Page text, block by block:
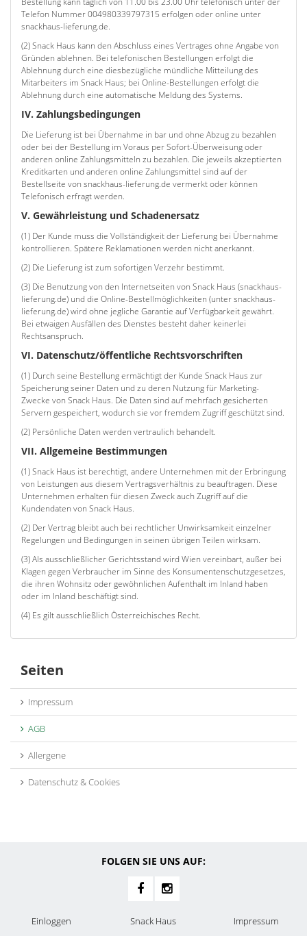
Telefon Nummer 004980339797315 erfolgen oder online unter
snackhaus-lieferung.de.
(2) Snack Haus kann den Abschluss eines Vertrages ohne Angabe von
Gründen ablehnen. Bei telefonischen Bestellungen erfolgt die
Ablehnung durch eine diesbezügliche mündliche Mitteilung des
Mitarbeiters im Snack Haus; bei Online-Bestellungen erfolgt die
Ablehnung durch eine automatische Meldung des Systems.
IV. Zahlungsbedingungen
Die Lieferung ist bei Übernahme in bar und ohne Abzug zu bezahlen
oder bei der Bestellung im Voraus per Sofort-Überweisung oder
anderen online Zahlungsmitteln zu bezahlen. Die jeweils akzeptierten
Kreditkarten und anderen online Zahlungsmittel sind auf der
Bestellseite von snackhaus-lieferung.de vermerkt oder können
Telefonisch erfragt werden.
V. Gewährleistung und Schadenersatz
(1) Der Kunde muss die Vollständigkeit der Lieferung bei Übernahme
kontrollieren. Spätere Reklamationen werden nicht anerkannt.
(2) Die Lieferung ist zum sofortigen Verzehr bestimmt.
(3) Die Benutzung von den Internetseiten von Snack Haus (snackhaus-
lieferung.de) und die Online-Bestellmöglichkeiten (unter snackhaus-
lieferung.de) wird ohne jegliche Garantie auf Verfügbarkeit gewährt.
Bei etwaigen Ausfällen des Dienstes besteht daher keinerlei
Rechtsanspruch.
VI. Datenschutz/öffentliche Rechtsvorschriften
(1) Durch seine Bestellung ermächtigt der Kunde Snack Haus zur
Speicherung seiner Daten und zu deren Nutzung für Marketing-
Zwecke von Snack Haus. Die Daten sind auf mehrfach gesicherten
Servern gespeichert, wodurch sie vor fremdem Zugriff geschützt sind.
(2) Persönliche Daten werden vertraulich behandelt.
VII. Allgemeine Bestimmungen
(1) Snack Haus ist berechtigt, andere Unternehmen mit der Erbringung
von Leistungen aus diesem Vertragsverhältnis zu beauftragen. Diese
Unternehmen erhalten für diesen Zweck auch Zugriff auf die
Kundendaten von Snack Haus.
(2) Der Vertrag bleibt auch bei rechtlicher Unwirksamkeit einzelner
Regelungen und Bedingungen in seinen übrigen Teilen wirksam.
(3) Als ausschließlicher Gerichtsstand wird Wien vereinbart, außer bei
Klagen gegen Verbraucher im Sinne des Konsumentenschutzgesetzes,
die ihren Wohnsitz oder gewöhnlichen Aufenthalt im Inland haben
oder im Inland beschäftigt sind.
(4) Es gilt ausschließlich Österreichisches Recht.
Seiten
Impressum
AGB
Allergene
Datenschutz & Cookies
FOLGEN SIE UNS AUF:
Einloggen
Snack Haus
Impressum